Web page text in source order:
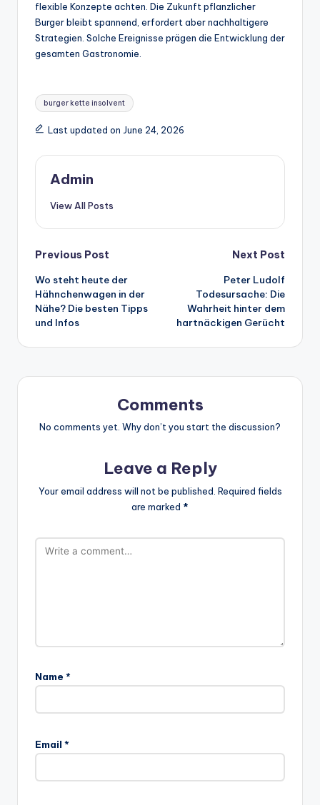
flexible Konzepte achten. Die Zukunft pflanzlicher
Burger bleibt spannend, erfordert aber nachhaltigere
Strategien. Solche Ereignisse prägen die Entwicklung der
gesamten Gastronomie.
Tags:
burger kette insolvent
Last updated on June 24, 2026
Admin
View All Posts
Post
navigation
Previous Post
Wo steht heute der
Hähnchenwagen in der
Nähe? Die besten Tipps
und Infos
Next Post
Peter Ludolf
Todesursache: Die
Wahrheit hinter dem
hartnäckigen Gerücht
Comments
No comments yet. Why don’t you start the discussion?
Leave a Reply
Your email address will not be published. Required fields
are marked *
Name *
Email *